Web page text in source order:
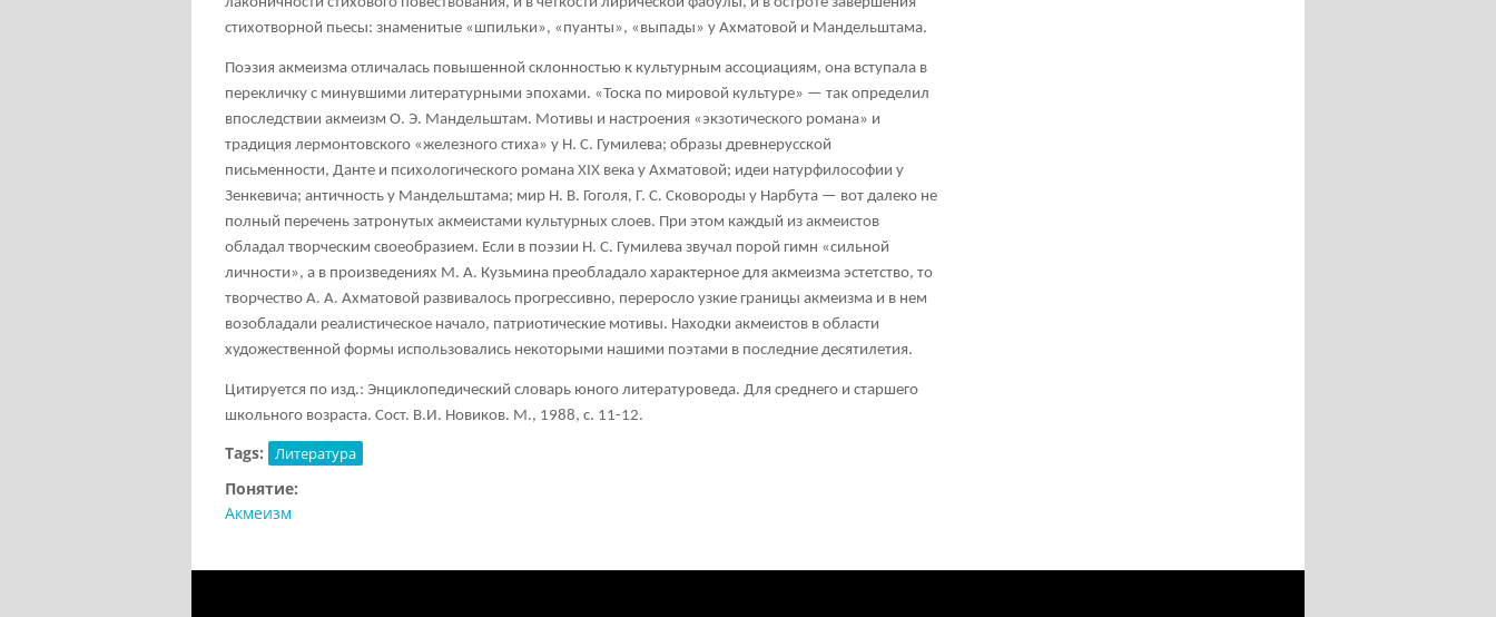
стихотворной пьесы: знаменитые «шпильки», «пуанты», «выпады» у Ахматовой и Мандельштама.
Поэзия акмеизма отличалась повышенной склонностью к культурным ассоциациям, она вступала в
перекличку с минувшими литературными эпохами. «Тоска по мировой культуре» — так определил
впоследствии акмеизм О. Э. Мандельштам. Мотивы и настроения «экзотического романа» и
традиция лермонтовского «железного стиха» у Н. С. Гумилева; образы древнерусской
письменности, Данте и психологического романа XIX века у Ахматовой; идеи натурфилософии у
Зенкевича; античность у Мандельштама; мир Н. В. Гоголя, Г. С. Сковороды у Нарбута — вот далеко не
полный перечень затронутых акмеистами культурных слоев. При этом каждый из акмеистов
обладал творческим своеобразием. Если в поэзии Н. С. Гумилева звучал порой гимн «сильной
личности», а в произведениях М. А. Кузьмина преобладало характерное для акмеизма эстетство, то
творчество А. А. Ахматовой развивалось прогрессивно, переросло узкие границы акмеизма и в нем
возобладали реалистическое начало, патриотические мотивы. Находки акмеистов в области
художественной формы использовались некоторыми нашими поэтами в последние десятилетия.
Цитируется по изд.: Энциклопедический словарь юного литературоведа. Для среднего и старшего
школьного возраста. Сост. В.И. Новиков. М., 1988, с. 11-12.
Tags: Литература
Понятие:
Акмеизм